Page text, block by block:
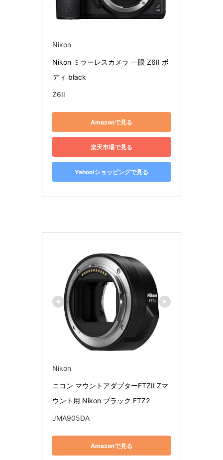
Nikon
Nikon ミラーレスカメラ 一眼 Z6II ボ
ディ black
Z6II
Amazonで見る
楽天市場で見る
Yahoo!ショッピングで見る
Nikon
ニコン マウントアダプターFTZII Zマ
ウント用 Nikon ブラック FTZ2
JMA905DA
Amazonで見る